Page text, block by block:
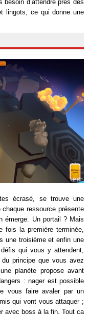
besoin d’attendre près des
lingots, ce qui donne une
écrasé, se trouve une
ressource présente
émerge. Un portail ? Mais
fois la première terminée,
une troisième et enfin une
qui vous y attendent,
principe que vous avez
planète propose avant
: nager est possible
vous faire avaler par un
qui vont vous attaquer ;
avec boss à la fin. Tout ça